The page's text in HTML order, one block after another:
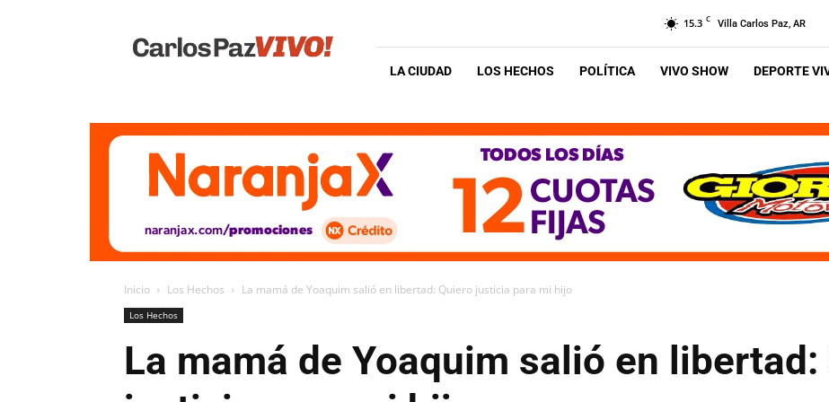
Vivo
15.3 C Villa Carlos Paz, AR
LA CIUDAD LOS HECHOS POLÍTICA VIVO SHOW DEPORTE
Inicio Los Hechos La mamá de Yoaquim salió en libertad: Quiero justicia para mi hijo
Los Hechos
La mamá de Yoaquim salió en libertad: